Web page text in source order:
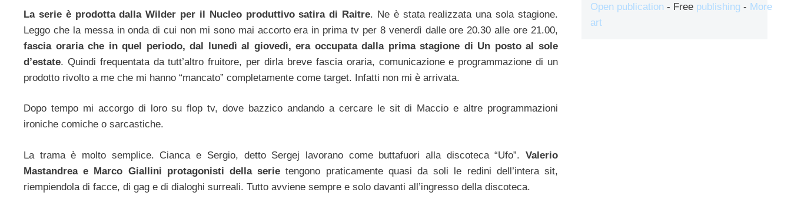
La serie è prodotta dalla Wilder per il Nucleo produttivo satira di Raitre. Ne è stata realizzata una sola stagione.
Leggo che la messa in onda di cui non mi sono mai accorto era in prima tv per 8 venerdì dalle ore 20.30 alle ore 21.00,
fascia oraria che in quel periodo, dal lunedì al giovedì, era occupata dalla prima stagione di Un posto al sole
d’estate. Quindi frequentata da tutt’altro fruitore, per dirla breve fascia oraria, comunicazione e programmazione di un
prodotto rivolto a me che mi hanno “mancato” completamente come target. Infatti non mi è arrivata.
Dopo tempo mi accorgo di loro su flop tv, dove bazzico andando a cercare le sit di Maccio e altre programmazioni
ironiche comiche o sarcastiche.
La trama è molto semplice. Cianca e Sergio, detto Sergej lavorano come buttafuori alla discoteca “Ufo”. Valerio
Mastandrea e Marco Giallini protagonisti della serie tengono praticamente quasi da soli le redini dell’intera sit,
riempiendola di facce, di gag e di dialoghi surreali. Tutto avviene sempre e solo davanti all’ingresso della discoteca.
Open publication - Free publishing - More
art